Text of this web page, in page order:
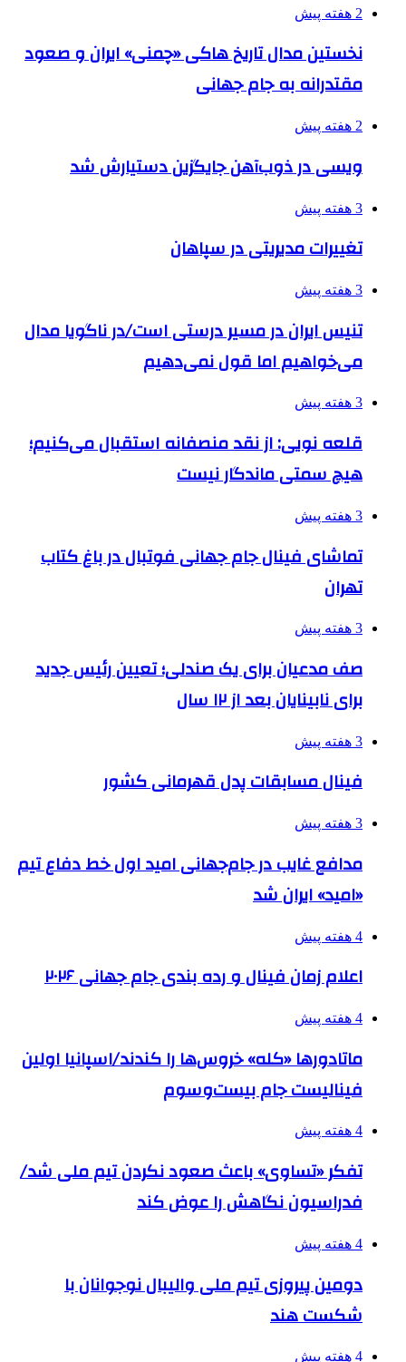
2 هفته پیش
نخستین مدال تاریخ هاکی «چمنی» ایران و صعود
مقتدرانه به جام جهانی
2 هفته پیش
ویسی در ذوب‌آهن جایگزین دستیارش شد
3 هفته پیش
تغییرات مدیریتی در سپاهان
3 هفته پیش
تنیس ایران در مسیر درستی است/در ناگویا مدال
می‌خواهیم اما قول نمی‌دهیم
3 هفته پیش
قلعه نویی: از نقد منصفانه استقبال می‌کنیم؛
هیچ سمتی ماندگار نیست
3 هفته پیش
تماشای فینال جام جهانی فوتبال در باغ کتاب
تهران
3 هفته پیش
صف مدعیان برای یک صندلی؛ تعیین رئیس جدید
برای نابینایان بعد از ۱۲ سال
3 هفته پیش
فینال مسابقات پدل قهرمانی کشور
3 هفته پیش
مدافع غایب در جام‌جهانی امید اول خط دفاع تیم
«امید» ایران شد
4 هفته پیش
اعلام زمان فینال و رده بندی جام جهانی ۲۰۲۶
4 هفته پیش
ماتادورها «کله» خروس‌ها را کندند/اسپانیا اولین
فینالیست جام بیست‌وسوم
4 هفته پیش
تفکر «تساوی» باعث صعود نکردن تیم ملی شد/
فدراسیون نگاهش را عوض کند
4 هفته پیش
دومین پیروزی تیم ملی والیبال نوجوانان با
شکست هند
4 هفته پیش